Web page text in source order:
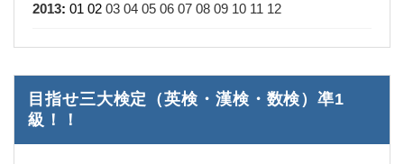
2013: 01 02 03 04 05 06 07 08 09 10 11 12
目指せ三大検定（英検・漢検・数検）凖1
級！！